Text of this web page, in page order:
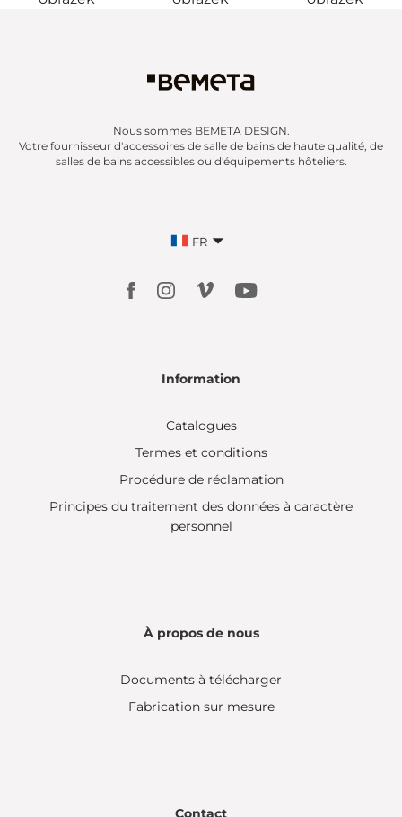
Nous sommes BEMETA DESIGN.
Votre fournisseur d'accessoires de salle de bains de haute qualité, de
salles de bains accessibles ou d'équipements hôteliers.
FR
Information
Catalogues
Termes et conditions
Procédure de réclamation
Principes du traitement des données à caractère
personnel
À propos de nous
Documents à télécharger
Fabrication sur mesure
Contact